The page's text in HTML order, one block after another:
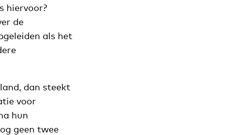
hiervoor?
de
als het
dan steekt
voor
hun
geen twee